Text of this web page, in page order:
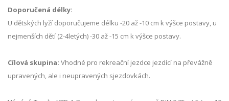
Doporučená délky:
U dětských lyží doporučujeme délku -20 až -10 cm k výšce postavy, u
nejmenších dětí (2-4letých) -30 až -15 cm k výšce postavy.
Cílová skupina: Vhodné pro rekreační jezdce jezdící na převážně
upravených, ale i neupravených sjezdovkách.